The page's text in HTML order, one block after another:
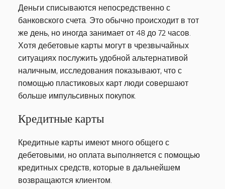
Деньги списываются непосредственно с
банковского счета. Это обычно происходит в тот
же день, но иногда занимает от 48 до 72 часов.
Хотя дебетовые карты могут в чрезвычайных
ситуациях послужить удобной альтернативой
наличным, исследования показывают, что с
помощью пластиковых карт люди совершают
больше импульсивных покупок.
Кредитные карты
Кредитные карты имеют много общего с
дебетовыми, но оплата выполняется с помощью
кредитных средств, которые в дальнейшем
возвращаются клиентом.